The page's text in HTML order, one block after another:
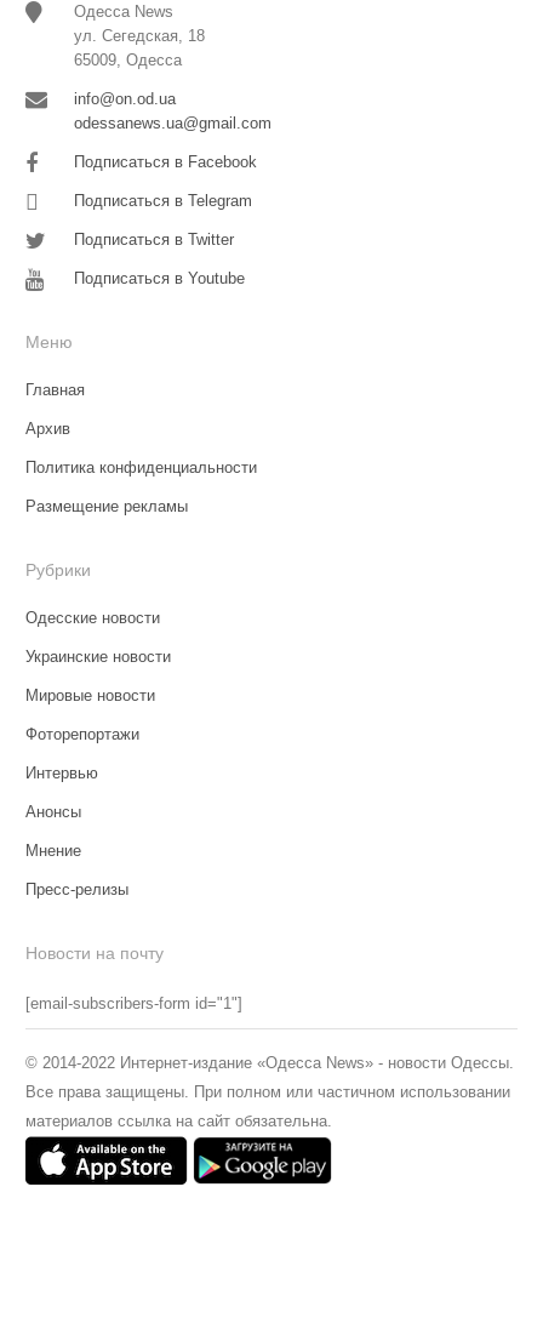
Одесса News
ул. Сегедская, 18
65009, Одесса
info@on.od.ua
odessanews.ua@gmail.com
Подписаться в Facebook
Подписаться в Telegram
Подписаться в Twitter
Подписаться в Youtube
Меню
Главная
Архив
Политика конфиденциальности
Размещение рекламы
Рубрики
Одесские новости
Украинские новости
Мировые новости
Фоторепортажи
Интервью
Анонсы
Мнение
Пресс-релизы
Новости на почту
[email-subscribers-form id="1"]
© 2014-2022 Интернет-издание «Одесса News» - новости Одессы.
Все права защищены. При полном или частичном использовании
материалов ссылка на сайт обязательна.